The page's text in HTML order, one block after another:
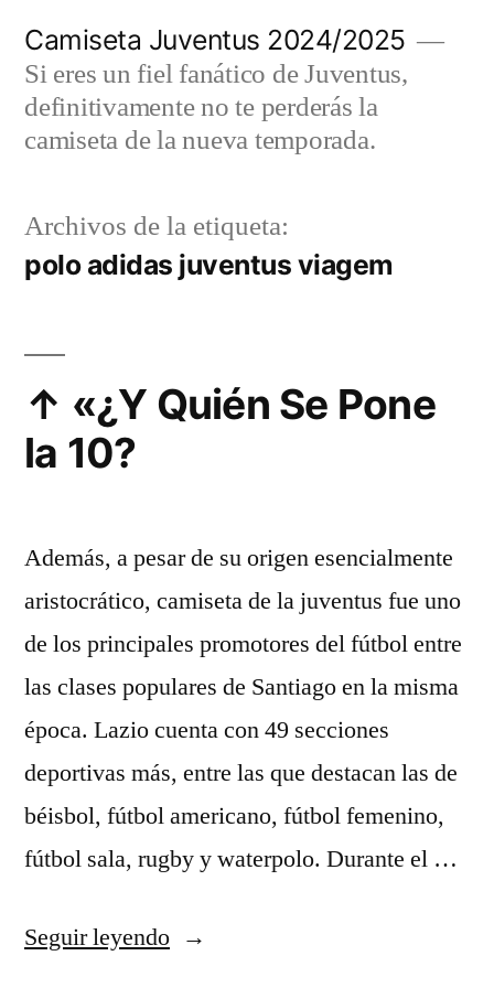
contenido
Camiseta Juventus 2024/2025
Si eres un fiel fanático de Juventus,
definitivamente no te perderás la
camiseta de la nueva temporada.
Archivos de la etiqueta:
polo adidas juventus viagem
↑ «¿Y Quién Se Pone
la 10?
Además, a pesar de su origen esencialmente
aristocrático, camiseta de la juventus fue uno
de los principales promotores del fútbol entre
las clases populares de Santiago en la misma
época. Lazio cuenta con 49 secciones
deportivas más, entre las que destacan las de
béisbol, fútbol americano, fútbol femenino,
fútbol sala, rugby y waterpolo. Durante el …
Seguir leyendo«↑